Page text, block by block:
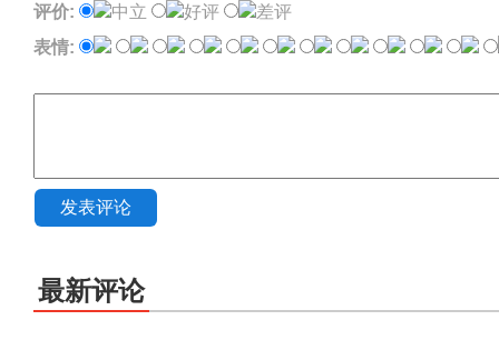
评价:
中立 好评
差评
表情:
发表评论
最新评论